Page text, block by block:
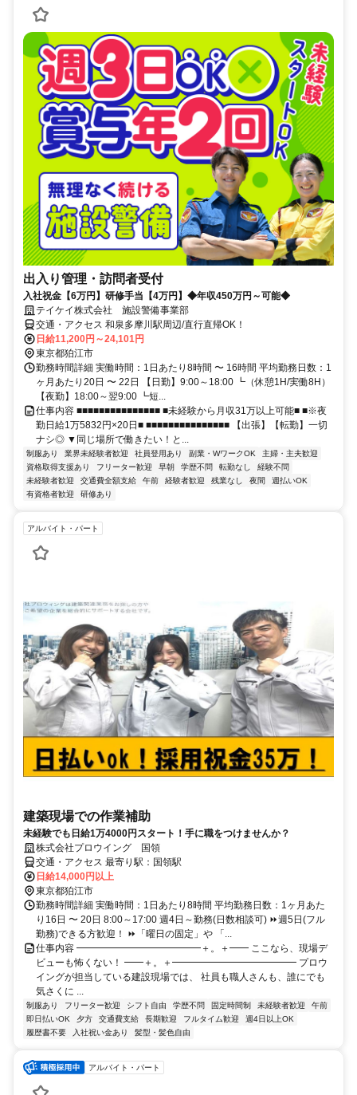
出入り管理・訪問者受付
入社祝金【6万円】研修手当【4万円】◆年収450万円～可能◆
テイケイ株式会社 施設警備事業部
交通・アクセス 和泉多摩川駅周辺/直行直帰OK！
日給11,200円～24,101円
東京都狛江市
勤務時間詳細 実働時間：1日あたり8時間 〜 16時間 平均勤務日数：1
ヶ月あたり20日 〜 22日 【日勤】9:00～18:00 ┗（休憩1H/実働8H）
【夜勤】18:00～翌9:00 ┗短...
仕事内容 ■■■■■■■■■■■■■■■ ■未経験から月収31万以上可能■ ■※夜
勤日給1万5832円×20日■ ■■■■■■■■■■■■■■■ 【出張】【転勤】一切
ナシ◎ ▼同じ場所で働きたい！と...
制服あり 業界未経験者歓迎 社員登用あり 副業・WワークOK
主婦・主夫歓迎
資格取得支援あり
フリーター歓迎 早朝 学歴不問 転勤なし
経験不問
未経験者歓迎
交通費全額支給 午前 経験者歓迎 残業なし 夜間
週払いOK
有資格者歓迎
研修あり
アルバイト・パート
建築現場での作業補助
未経験でも日給1万4000円スタート！手に職をつけませんか？
株式会社プロウイング 国領
交通・アクセス 最寄り駅：国領駅
日給14,000円以上
東京都狛江市
勤務時間詳細 実働時間：1日あたり8時間 平均勤務日数：1ヶ月あた
り16日 〜 20日 8:00～17:00 週4日～勤務(日数相談可) ⏩週5日(フル
勤務)できる方歓迎！ ⏩「曜日の固定」や 「...
仕事内容 ━━━━━━━━━━━━━＋。＋━━ ここなら、現場デ
ビューも怖くない！ ━━＋。＋━━━━━━━━━━━━━ プロウ
イングが担当している建設現場では、 社員も職人さんも、誰にでも
気さくに ...
制服あり フリーター歓迎 シフト自由 学歴不問 固定時間制 未経験者歓迎
午前
即日払いOK
夕方 交通費支給 長期歓迎 フルタイム歓迎
週4日以上OK
履歴書不要
入社祝い金あり 髪型・髪色自由
アルバイト・パート